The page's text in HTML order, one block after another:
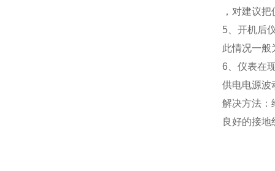
，对建议
5、开机后
此情况一般
6、仪表在
供电电源波
解决方法：
良好的接地